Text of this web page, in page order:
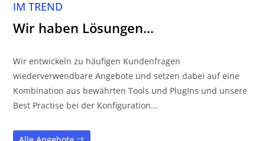
IM TREND
Wir haben Lösungen…
Wir entwickeln zu häufigen Kundenfragen
wiederverwendbare Angebote und setzen dabei auf eine
Kombination aus bewährten Tools und PlugIns und unsere
Best Practise bei der Konfiguration…